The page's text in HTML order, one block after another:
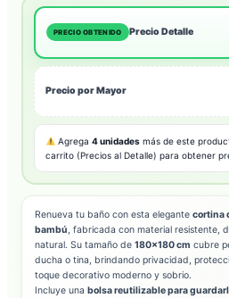
PRECIO OBTENIDO Precio Detalle
Precio por Mayor
Agrega4 unidades más de este
carrito (Precios al Detalle) para obtener
Renueva tu baño con esta elegante cortina
bambú, fabricada con material resistente,
natural. Su tamaño de 180×180 cm cubre
ducha o tina, brindando privacidad,
toque decorativo moderno y sobrio.
Incluye una bolsa reutilizable para